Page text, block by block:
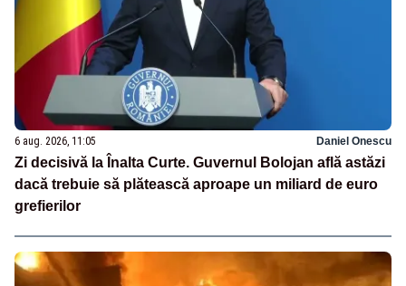
6 aug. 2026, 11:05 Daniel Onescu
Zi decisivă la Înalta Curte. Guvernul Bolojan află astăzi
dacă trebuie să plătească aproape un miliard de euro
grefierilor